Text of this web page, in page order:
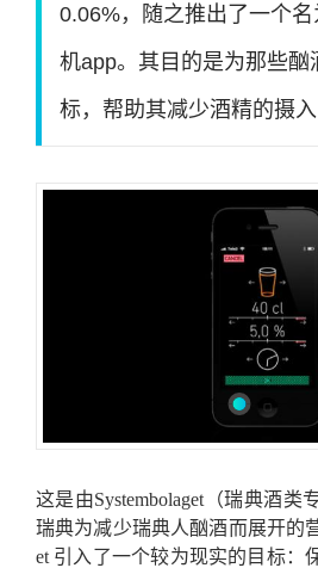
0.06%，随之推出了一个名
机app。其目的是为那些酗
标，帮助其减少酒精的摄
这是由Systembolaget（瑞典酒类
瑞典为减少瑞典人酗酒而展开的
et 引入了一个较为现实的目标：